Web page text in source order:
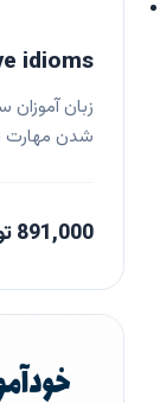
idioms
زبان
شدن مهارت
891,000 تومان